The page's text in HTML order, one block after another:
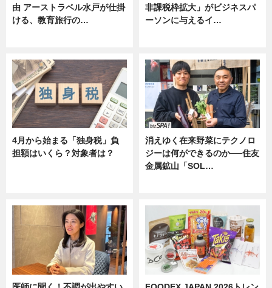
由 アーストラベル水戸が仕掛
ける、教育旅行の…
非課税枠拡大」がビジネスパ
ーソンに与えるイ…
4月から始まる「独身税」負
担額はいくら？対象者は？
消えゆく在来野菜にテクノロ
ジーは何ができるのか──住友
金属鉱山「SOL…